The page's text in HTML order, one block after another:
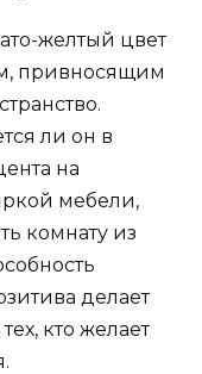
желтый цвет
привносящим
ли он в
на
мебели,
комнату из
делает
кто желает